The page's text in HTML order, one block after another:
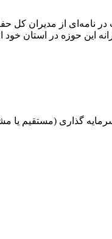
نامه‌ای از مدیران
این حوزه در استان خود
گذاری (مستقیم یا